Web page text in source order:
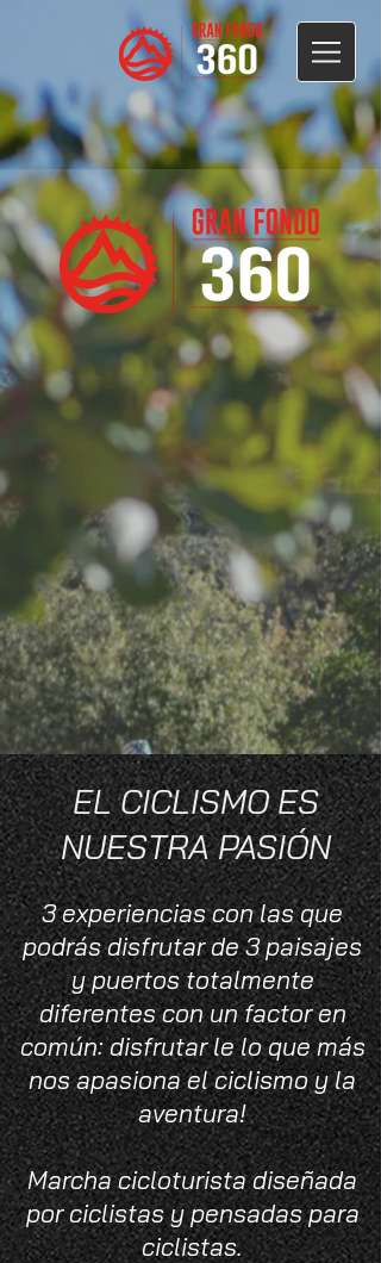
EL CICLISMO ES
NUESTRA PASIÓN
3 experiencias con las que
podrás disfrutar de 3 paisajes
y puertos totalmente
diferentes con un factor en
común: disfrutar le lo que más
nos apasiona el ciclismo y la
aventura!
Marcha cicloturista diseñada
por ciclistas y pensadas para
ciclistas.